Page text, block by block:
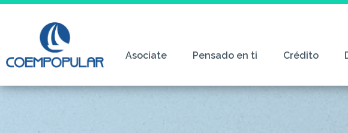
Ir
contenido
Asociate
Pensado en ti Crédito